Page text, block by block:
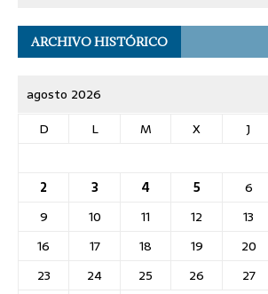
ARCHIVO HISTÓRICO
agosto 2026
D
L M X J
2
3 4 5 6
9
10 11 12 13
16
17 18 19 20
23
24 25 26 27